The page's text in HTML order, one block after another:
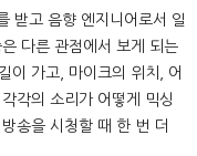
받고 음향 엔지니어로서 일
다른 관점에서 보게 되는
이 가고, 마이크의 위치, 어
각의 소리가 어떻게 믹싱
송을 시청할 때 한 번 더